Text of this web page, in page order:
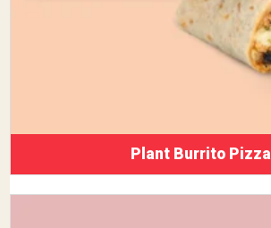
Plant Burrito Pizza